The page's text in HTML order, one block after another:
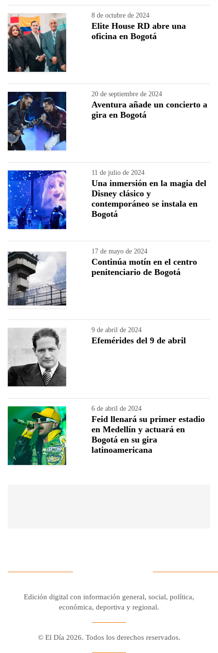
8 de octubre de 2024
Elite House RD abre una
oficina en Bogotá
20 de septiembre de 2024
Aventura añade un concierto a
gira en Bogotá
11 de julio de 2024
Una inmersión en la magia del
Disney clásico y
contemporáneo se instala en
Bogotá
17 de mayo de 2024
Continúa motín en el centro
penitenciario de Bogotá
9 de abril de 2024
Efemérides del 9 de abril
6 de abril de 2024
Feid llenará su primer estadio
en Medellín y actuará en
Bogotá en su gira
latinoamericana
Edición digital con información general, social, política,
económica, deportiva y regional.
© El Día 2026. Todos los derechos reservados.